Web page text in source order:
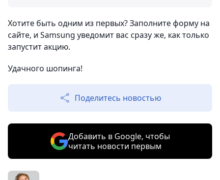
Хотите быть одним из первых? Заполните форму на
сайте, и Samsung уведомит вас сразу же, как только
запустит акцию.
Удачного шопинга!
Поделитесь новостью
Добавить в Google, чтобы
читать новости первым